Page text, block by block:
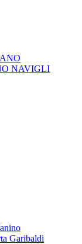
NAVIGLI
Garibaldi